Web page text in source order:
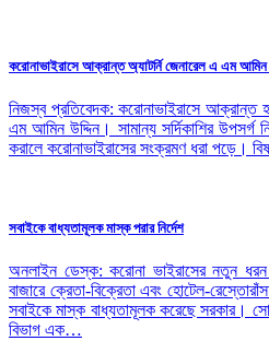
করোনাভাইরাসে আক্রান্ত অ্যাটর্নি জেনারেল এ এম আমিন
নিজস্ব প্রতিবেদক: করোনাভাইরাসে আক্রান্ত
এম আমিন উদ্দিন। সামান্য সর্দিকাশির উপসর্গ
করালে করোনাভাইরাসের সংক্রমণ ধরা পড়ে।
সবাইকে বাধ্যতামূলক মাস্ক পরার নির্দেশ
অনলাইন ডেস্ক: করোনা ভাইরাসের নতুন
বাজারে ক্রেতা-বিক্রেতা এবং হোটেল-
সবাইকে মাস্ক বাধ্যতামূলক করেছে সরকার।
বিভাগ এক…